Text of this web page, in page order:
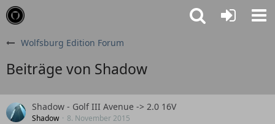
Wolfsburg Edition Forum
Beiträge von Shadow
Shadow - Golf III Avenue -> 2.0 16V
Shadow 8. November 2015